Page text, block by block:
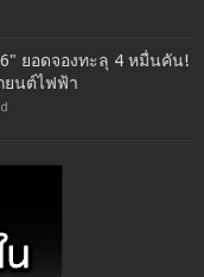
ยอดจองทะลุ 4 หมื่นคัน!
ยนต์ไฟฟ้า